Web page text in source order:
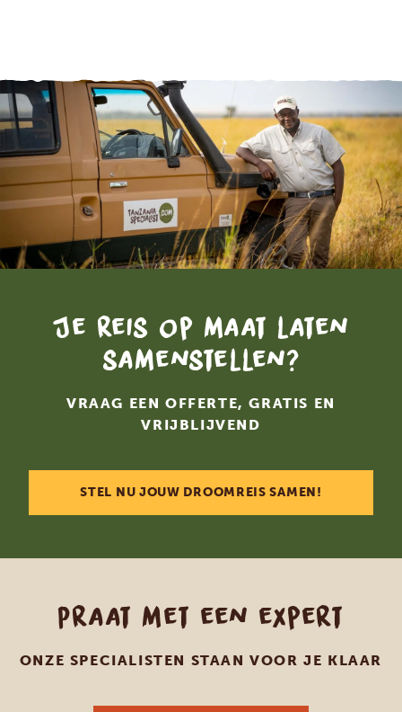
Je reis op maat laten
samenstellen?
VRAAG EEN OFFERTE, GRATIS EN
VRIJBLIJVEND
STEL NU JOUW DROOMREIS SAMEN!
Praat met een expert
ONZE SPECIALISTEN STAAN VOOR JE KLAAR